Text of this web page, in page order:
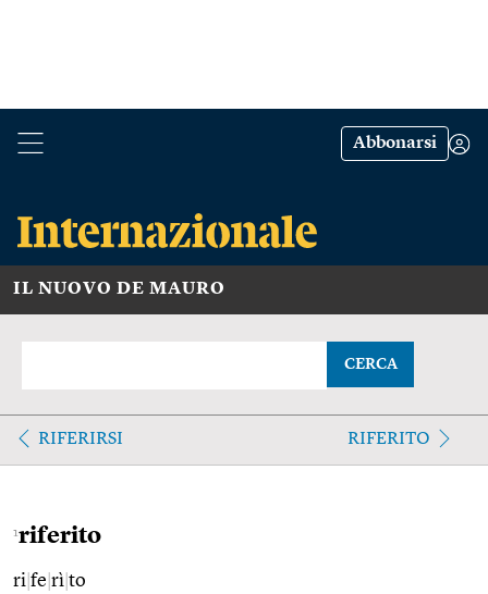
Abbonarsi
IL NUOVO DE MAURO
CERCA
RIFERIRSI RIFERITO
1riferito
ri fe rì to